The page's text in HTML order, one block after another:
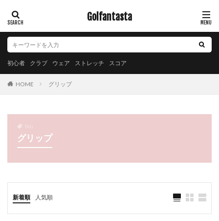
Golfantasta
初心者 クラブ ウェア ストレッチ スコア
HOME グリップ
TAG
グリップ
新着順 人気順